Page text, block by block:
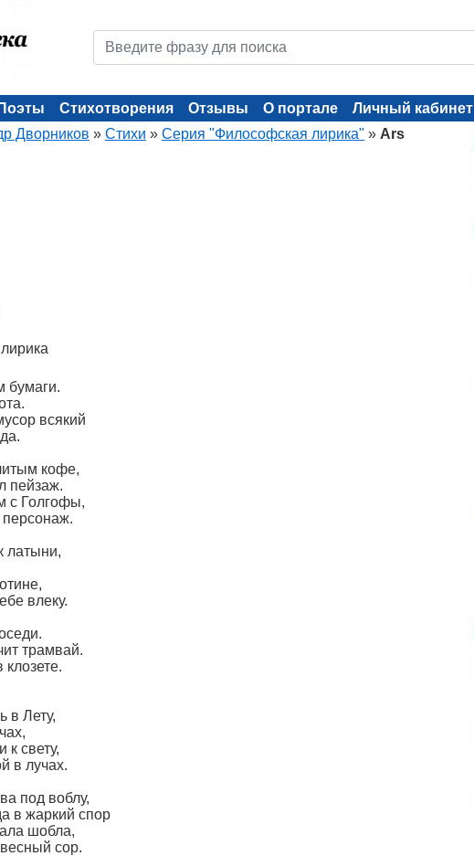
Поэты Стихотворения Отзывы О портале
Личный кабинет
Дворников » Стихи » Серия "Философская лирика" » Ars
бумаги.
всякий
кофе,
пейзаж.
с Голгофы,
персонаж.
латыни,
влеку.
трамвай.
в Лету,
к свету,
в лучах.
под воблу,
в жаркий спор
шобла,
сор.